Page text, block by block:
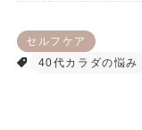
セルフケア
40代カラダの悩み